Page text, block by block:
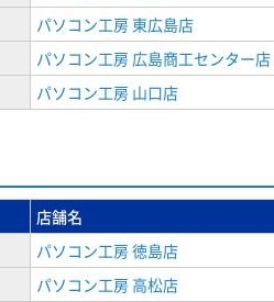
パソコン工房 東広島店
パソコン工房 広島商工センター店
パソコン工房 山口店
店舗名
パソコン工房 徳島店
パソコン工房 高松店